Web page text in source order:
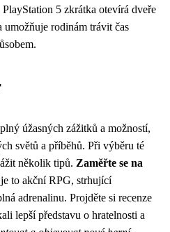
5 zkrátka otevírá dveře
umožňuje rodinám trávit čas
úžasných zážitků a možností,
světů a příběhů. Při výběru té
několik tipů. Zaměřte se na
to akční RPG, strhující
adrenalinu. Projděte si recenze
lepší představu o hratelnosti a